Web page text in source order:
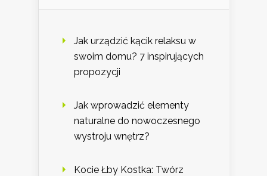
Jak urządzić kącik relaksu w
swoim domu? 7 inspirujących
propozycji
Jak wprowadzić elementy
naturalne do nowoczesnego
wystroju wnętrz?
Kocie Łby Kostka: Twórz